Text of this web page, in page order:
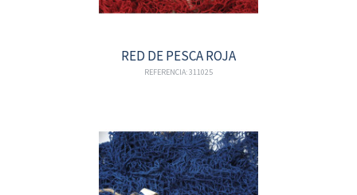
RED DE PESCA ROJA
REFERENCIA: 311025